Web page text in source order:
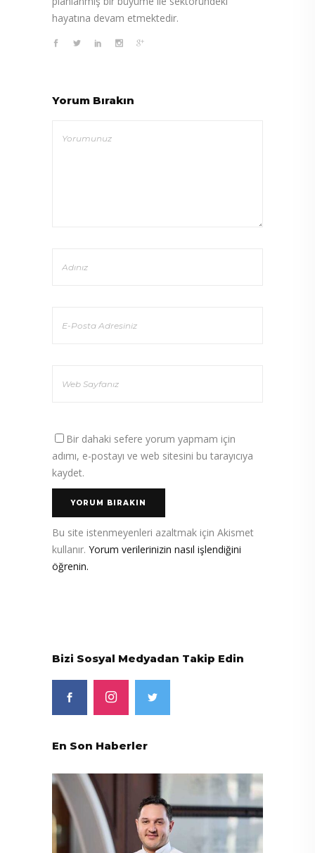
hayatına devam etmektedir.
Yorum Bırakın
Bir dahaki sefere yorum yapmam için
adımı, e-postayı ve web sitesini bu tarayıcıya
kaydet.
Bu site istenmeyenleri azaltmak için Akismet
kullanır. Yorum verilerinizin nasıl işlendiğini
öğrenin.
Bizi Sosyal Medyadan Takip Edin
En Son Haberler